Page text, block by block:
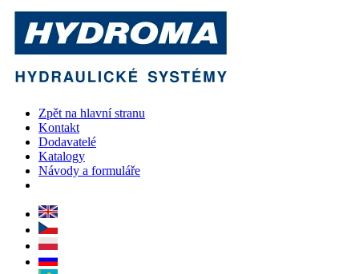
Zpět na hlavní stranu
Kontakt
Dodavatelé
Katalogy
Návody a formuláře